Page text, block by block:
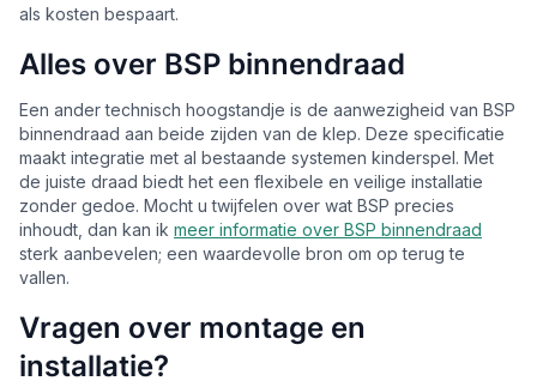
als kosten bespaart.
Alles over BSP binnendraad
Een ander technisch hoogstandje is de aanwezigheid van BSP
binnendraad aan beide zijden van de klep. Deze specificatie
maakt integratie met al bestaande systemen kinderspel. Met
de juiste draad biedt het een flexibele en veilige installatie
zonder gedoe. Mocht u twijfelen over wat BSP precies
inhoudt, dan kan ik meer informatie over BSP binnendraad
sterk aanbevelen; een waardevolle bron om op terug te
vallen.
Vragen over montage en
installatie?